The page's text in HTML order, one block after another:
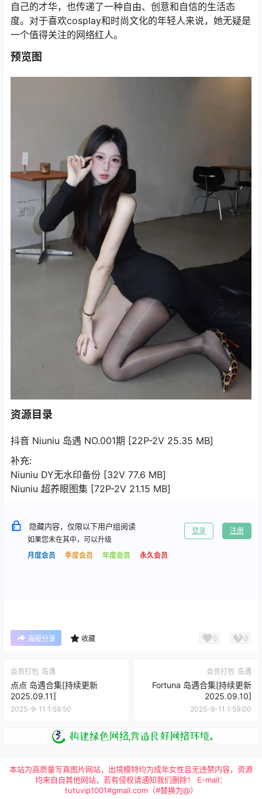
自己的才华，也传递了一种自由、创意和自信的生活态
度。对于喜欢cosplay和时尚文化的年轻人来说，她无疑是
一个值得关注的网络红人。
预览图
资源目录
抖音 Niuniu 岛遇 NO.001期 [22P-2V 25.35 MB]
补充:
Niuniu DY无水印备份 [32V 77.6 MB]
Niuniu 超养眼图集 [72P-2V 21.15 MB]
隐藏内容，仅限以下用户组阅读
如果您未在其中，可以升级
月度会员
季度会员 年度会员 永久会员
登录 注册
海报分享 收藏 0 0
会员打包 岛遇
点点 岛遇合集[持续更新
2025.09.11]
2025-9-11 1:58:50
会员打包 岛遇
Fortuna 岛遇合集[持续更新
2025.09.10]
2025-9-11 1:59:00
本站为高质量写真图片网站，出境模特均为成年女性且无违禁内容，资源
均来自自其他网站，若有侵权请通知我们删除！ E-mail：
tutuvip1001#gmail.com（#替换为@）